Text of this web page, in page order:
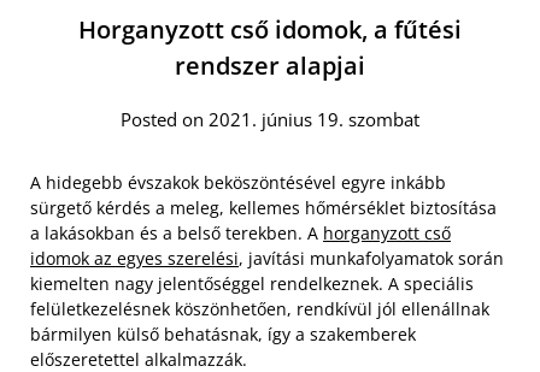
Horganyzott cső idomok, a fűtési
rendszer alapjai
Posted on 2021. június 19. szombat
A hidegebb évszakok beköszöntésével egyre inkább
sürgető kérdés a meleg, kellemes hőmérséklet biztosítása
a lakásokban és a belső terekben. A horganyzott cső
idomok az egyes szerelési, javítási munkafolyamatok során
kiemelten nagy jelentőséggel rendelkeznek. A speciális
felületkezelésnek köszönhetően, rendkívül jól ellenállnak
bármilyen külső behatásnak, így a szakemberek
előszeretettel alkalmazzák.